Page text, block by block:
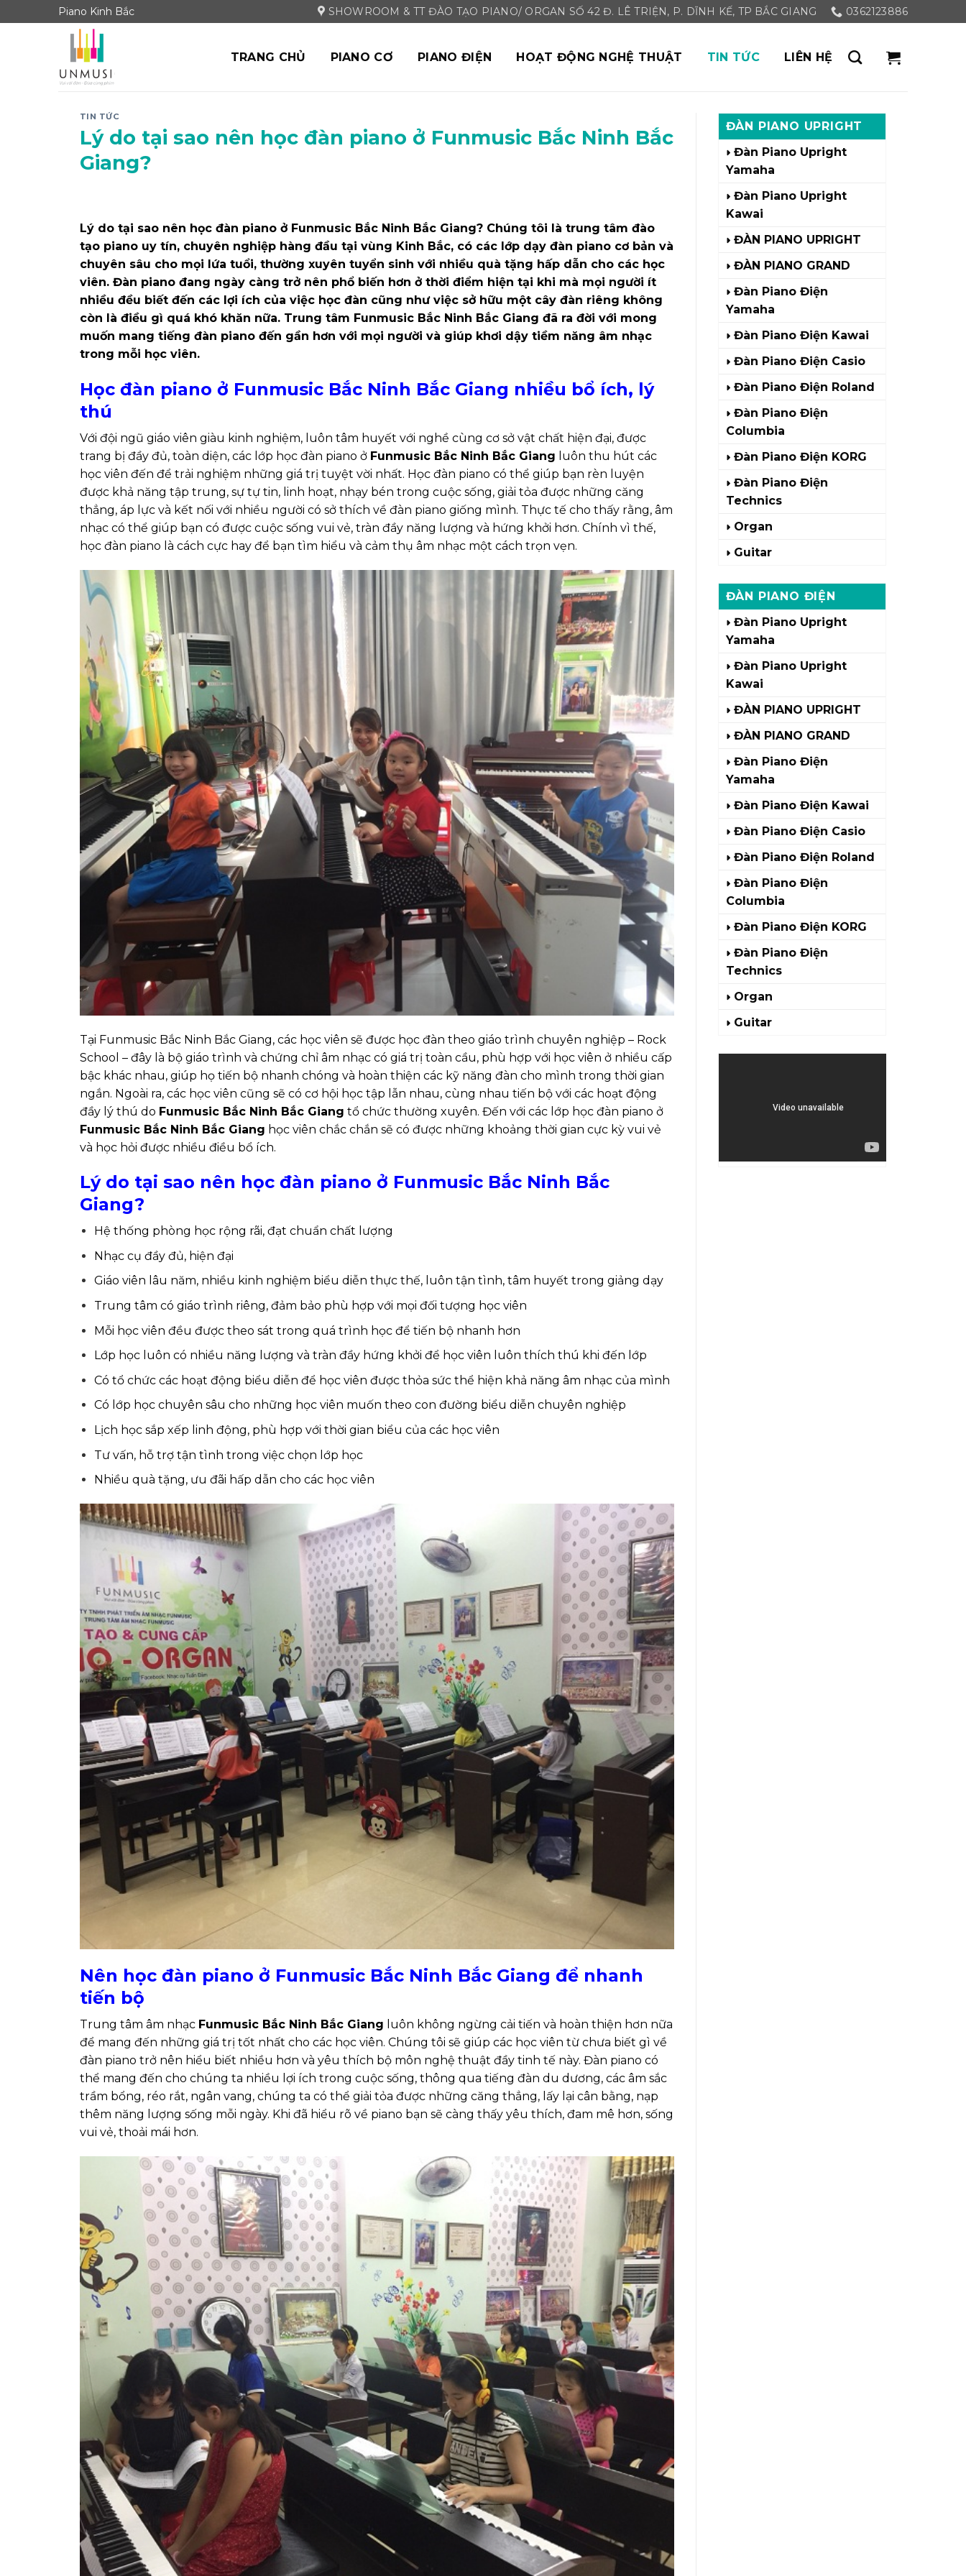
to
Piano Kinh Bắc SHOWROOM & TT ĐÀO TẠO PIANO/ ORGAN SỐ 42 Đ. LÊ TRIỆN, P. DĨNH KẾ, TP BẮC GIANG 0362123886
TRANG CHỦ PIANO CƠ PIANO ĐIỆN HOẠT ĐỘNG NGHỆ THUẬT TIN TỨC LIÊN HỆ
TIN TỨC
Lý do tại sao nên học đàn piano ở Funmusic Bắc Ninh Bắc
Giang?
Lý do tại sao nên học đàn piano ở Funmusic Bắc Ninh Bắc Giang? Chúng tôi là trung tâm đào
tạo piano uy tín, chuyên nghiệp hàng đầu tại vùng Kinh Bắc, có các lớp dạy đàn piano cơ bản và
chuyên sâu cho mọi lứa tuổi, thường xuyên tuyển sinh với nhiều quà tặng hấp dẫn cho các học
viên. Đàn piano đang ngày càng trở nên phổ biến hơn ở thời điểm hiện tại khi mà mọi người ít
nhiều đều biết đến các lợi ích của việc học đàn cũng như việc sở hữu một cây đàn riêng không
còn là điều gì quá khó khăn nữa. Trung tâm Funmusic Bắc Ninh Bắc Giang đã ra đời với mong
muốn mang tiếng đàn piano đến gần hơn với mọi người và giúp khơi dậy tiềm năng âm nhạc
trong mỗi học viên.
Học đàn piano ở Funmusic Bắc Ninh Bắc Giang nhiều bổ ích, lý
thú
Với đội ngũ giáo viên giàu kinh nghiệm, luôn tâm huyết với nghề cùng cơ sở vật chất hiện đại, được
trang bị đầy đủ, toàn diện, các lớp học đàn piano ở Funmusic Bắc Ninh Bắc Giang luôn thu hút các
học viên đến để trải nghiệm những giá trị tuyệt vời nhất. Học đàn piano có thể giúp bạn rèn luyện
được khả năng tập trung, sự tự tin, linh hoạt, nhạy bén trong cuộc sống, giải tỏa được những căng
thẳng, áp lực và kết nối với nhiều người có sở thích về đàn piano giống mình. Thực tế cho thấy rằng, âm
nhạc có thể giúp bạn có được cuộc sống vui vẻ, tràn đầy năng lượng và hứng khởi hơn. Chính vì thế,
học đàn piano là cách cực hay để bạn tìm hiểu và cảm thụ âm nhạc một cách trọn vẹn.
Tại Funmusic Bắc Ninh Bắc Giang, các học viên sẽ được học đàn theo giáo trình chuyên nghiệp – Rock
School – đây là bộ giáo trình và chứng chỉ âm nhạc có giá trị toàn cầu, phù hợp với học viên ở nhiều cấp
bậc khác nhau, giúp họ tiến bộ nhanh chóng và hoàn thiện các kỹ năng đàn cho mình trong thời gian
ngắn. Ngoài ra, các học viên cũng sẽ có cơ hội học tập lẫn nhau, cùng nhau tiến bộ với các hoạt động
đầy lý thú do Funmusic Bắc Ninh Bắc Giang tổ chức thường xuyên. Đến với các lớp học đàn piano ở
Funmusic Bắc Ninh Bắc Giang học viên chắc chắn sẽ có được những khoảng thời gian cực kỳ vui vẻ
và học hỏi được nhiều điều bổ ích.
Lý do tại sao nên học đàn piano ở Funmusic Bắc Ninh Bắc
Giang?
Hệ thống phòng học rộng rãi, đạt chuẩn chất lượng
Nhạc cụ đầy đủ, hiện đại
Giáo viên lâu năm, nhiều kinh nghiệm biểu diễn thực thế, luôn tận tình, tâm huyết trong giảng dạy
Trung tâm có giáo trình riêng, đảm bảo phù hợp với mọi đối tượng học viên
Mỗi học viên đều được theo sát trong quá trình học để tiến bộ nhanh hơn
Lớp học luôn có nhiều năng lượng và tràn đầy hứng khởi để học viên luôn thích thú khi đến lớp
Có tổ chức các hoạt động biểu diễn để học viên được thỏa sức thể hiện khả năng âm nhạc của mình
Có lớp học chuyên sâu cho những học viên muốn theo con đường biểu diễn chuyên nghiệp
Lịch học sắp xếp linh động, phù hợp với thời gian biểu của các học viên
Tư vấn, hỗ trợ tận tình trong việc chọn lớp học
Nhiều quà tặng, ưu đãi hấp dẫn cho các học viên
Nên học đàn piano ở Funmusic Bắc Ninh Bắc Giang để nhanh
tiến bộ
Trung tâm âm nhạc Funmusic Bắc Ninh Bắc Giang luôn không ngừng cải tiến và hoàn thiện hơn nữa
để mang đến những giá trị tốt nhất cho các học viên. Chúng tôi sẽ giúp các học viên từ chưa biết gì về
đàn piano trở nên hiểu biết nhiều hơn và yêu thích bộ môn nghệ thuật đầy tinh tế này. Đàn piano có
thể mang đến cho chúng ta nhiều lợi ích trong cuộc sống, thông qua tiếng đàn du dương, các âm sắc
trầm bổng, réo rắt, ngân vang, chúng ta có thể giải tỏa được những căng thẳng, lấy lại cân bằng, nạp
thêm năng lượng sống mỗi ngày. Khi đã hiểu rõ về piano bạn sẽ càng thấy yêu thích, đam mê hơn, sống
vui vẻ, thoải mái hơn.
ĐÀN PIANO UPRIGHT
Đàn Piano Upright
Yamaha
Đàn Piano Upright
Kawai
ĐÀN PIANO UPRIGHT
ĐÀN PIANO GRAND
Đàn Piano Điện
Yamaha
Đàn Piano Điện Kawai
Đàn Piano Điện Casio
Đàn Piano Điện Roland
Đàn Piano Điện
Columbia
Đàn Piano Điện KORG
Đàn Piano Điện
Technics
Organ
Guitar
ĐÀN PIANO ĐIỆN
Đàn Piano Upright
Yamaha
Đàn Piano Upright
Kawai
ĐÀN PIANO UPRIGHT
ĐÀN PIANO GRAND
Đàn Piano Điện
Yamaha
Đàn Piano Điện Kawai
Đàn Piano Điện Casio
Đàn Piano Điện Roland
Đàn Piano Điện
Columbia
Đàn Piano Điện KORG
Đàn Piano Điện
Technics
Organ
Guitar